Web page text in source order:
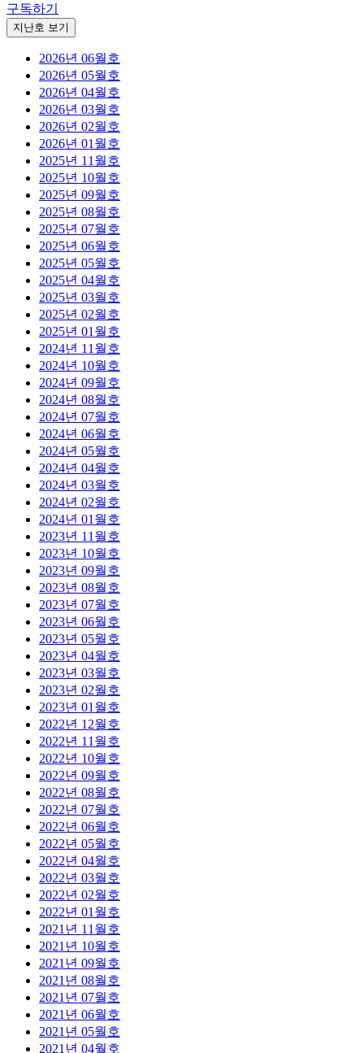
구독하기
지난호 보기
2026년 06월호
2026년 05월호
2026년 04월호
2026년 03월호
2026년 02월호
2026년 01월호
2025년 11월호
2025년 10월호
2025년 09월호
2025년 08월호
2025년 07월호
2025년 06월호
2025년 05월호
2025년 04월호
2025년 03월호
2025년 02월호
2025년 01월호
2024년 11월호
2024년 10월호
2024년 09월호
2024년 08월호
2024년 07월호
2024년 06월호
2024년 05월호
2024년 04월호
2024년 03월호
2024년 02월호
2024년 01월호
2023년 11월호
2023년 10월호
2023년 09월호
2023년 08월호
2023년 07월호
2023년 06월호
2023년 05월호
2023년 04월호
2023년 03월호
2023년 02월호
2023년 01월호
2022년 12월호
2022년 11월호
2022년 10월호
2022년 09월호
2022년 08월호
2022년 07월호
2022년 06월호
2022년 05월호
2022년 04월호
2022년 03월호
2022년 02월호
2022년 01월호
2021년 11월호
2021년 10월호
2021년 09월호
2021년 08월호
2021년 07월호
2021년 06월호
2021년 05월호
2021년 04월호